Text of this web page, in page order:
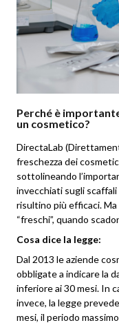
Perché è
un cosmetico?
DirectaLab
freschezza dei
sottolineando
invecchiati sugli
risultino più efficaci.
“freschi”, quando
Cosa dice la legge:
Dal 2013 le aziende
obbligate a indicare la
inferiore ai 30 mesi. In
invece, la legge
mesi, il periodo